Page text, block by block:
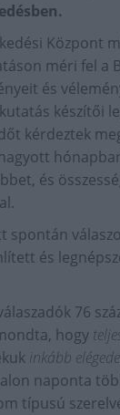
Központ
méri fel a
és
készítői
kérdeztek
és
spontán
és
76
hogy
inkább
naponta
típusú